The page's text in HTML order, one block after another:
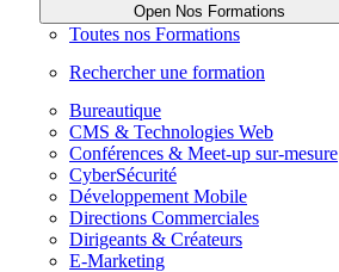
Open Nos Formations
Toutes nos Formations
Rechercher une formation
Bureautique
CMS & Technologies Web
Conférences & Meet-up sur-mesure
CyberSécurité
Développement Mobile
Directions Commerciales
Dirigeants & Créateurs
E-Marketing